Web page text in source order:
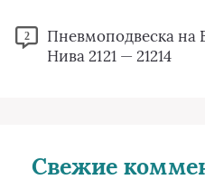
2
Пневмоподвеска на
Нива 2121 — 21214
Свежие